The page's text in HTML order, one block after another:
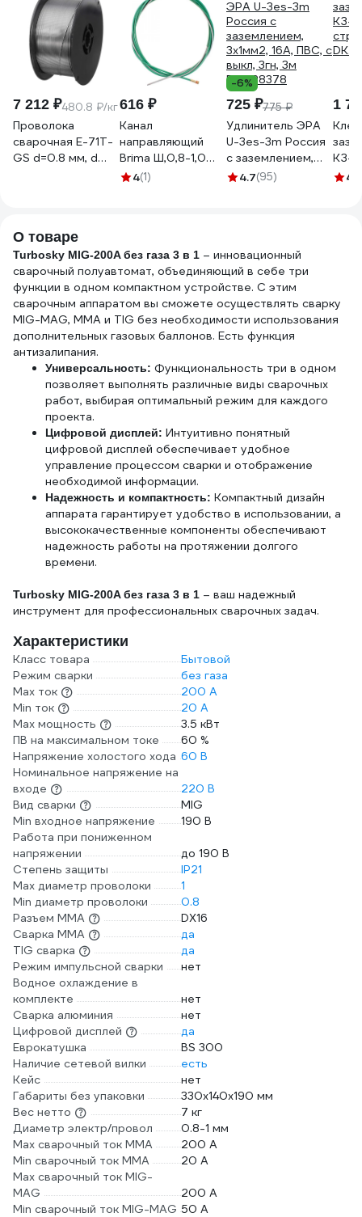
7 212 ₽480.8 ₽/кг
Проволока
сварочная E-71T-
GS d=0.8 мм, d
616 ₽
Канал
направляющий
Brima Ш,0,8-1,0
зеленый 5,5м
4(1)
-6%
725 ₽775 ₽
Удлинитель ЭРА
U-3es-3m Россия
с заземлением,
3x1мм2, 16A, ПВС, с
4.7(95)
1
КЗ-
4.3
О товаре
Turbosky MIG-200A без газа 3 в 1 – инновационный
сварочный полуавтомат, объединяющий в себе три
функции в одном компактном устройстве. С этим
сварочным аппаратом вы сможете осуществлять сварку
MIG-MAG, MMA и TIG без необходимости использования
дополнительных газовых баллонов. Есть функция
антизалипания.
Универсальность: Функциональность три в одном
позволяет выполнять различные виды сварочных
работ, выбирая оптимальный режим для каждого
проекта.
Цифровой дисплей: Интуитивно понятный
цифровой дисплей обеспечивает удобное
управление процессом сварки и отображение
необходимой информации.
Надежность и компактность: Компактный дизайн
аппарата гарантирует удобство в использовании, а
высококачественные компоненты обеспечивают
надежность работы на протяжении долгого
времени.
Turbosky MIG-200A без газа 3 в 1 – ваш надежный
инструмент для профессиональных сварочных задач.
Характеристики
Класс товара
Бытовой
Режим сварки
без газа
Max ток
200 А
Min ток
20 А
Max мощность
3.5 кВт
ПВ на максимальном токе
60 %
Напряжение холостого хода 60 В
Номинальное напряжение на
входе
220 В
Вид сварки
MIG
Min входное напряжение
190 В
Работа при пониженном
напряжении
до 190 В
Степень защиты
IP21
Max диаметр проволоки
1
Min диаметр проволоки
0.8
Разъем ММА
DX16
Сварка ММА
да
TIG сварка
да
Режим импульсной сварки
нет
Водное охлаждение в
комплекте
нет
Сварка алюминия
нет
Цифровой дисплей
да
Еврокатушка
BS 300
Наличие сетевой вилки
есть
Кейс
нет
Габариты без упаковки
330х140х190 мм
Вес нетто
7 кг
Диаметр электр/провол
0.8-1 мм
Max сварочный ток ММА
200 А
Min сварочный ток ММА
20 А
Max сварочный ток MIG-
MAG
200 А
Min сварочный ток MIG-MAG 50 А